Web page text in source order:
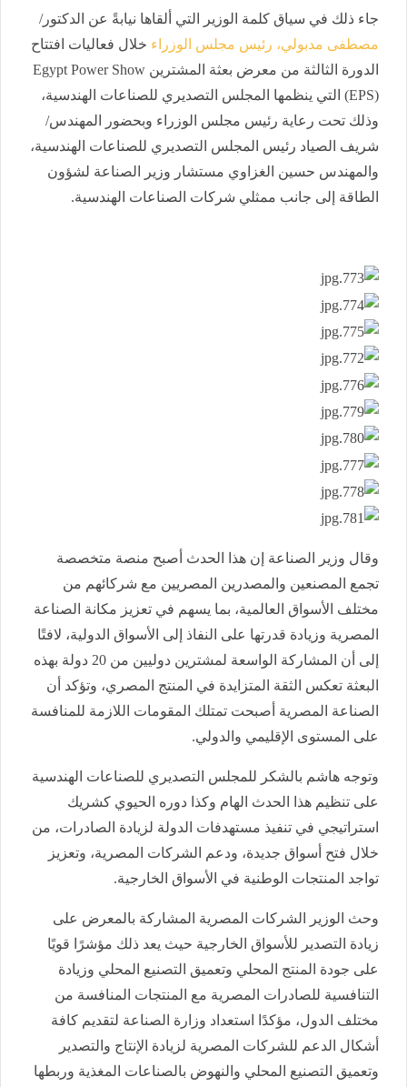
جاء ذلك في سياق كلمة الوزير التي ألقاها نيابةً عن الدكتور/
مصطفى مدبولي، رئيس مجلس الوزراء خلال فعاليات افتتاح
الدورة الثالثة من معرض بعثة المشترين Egypt Power Show
(EPS) التي ينظمها المجلس التصديري للصناعات الهندسية،
وذلك تحت رعاية رئيس مجلس الوزراء وبحضور المهندس/
شريف الصياد رئيس المجلس التصديري للصناعات الهندسية،
والمهندس حسين الغزاوي مستشار وزير الصناعة لشؤون
الطاقة إلى جانب ممثلي شركات الصناعات الهندسية.
وقال وزير الصناعة إن هذا الحدث أصبح منصة متخصصة
تجمع المصنعين والمصدرين المصريين مع شركائهم من
مختلف الأسواق العالمية، بما يسهم في تعزيز مكانة الصناعة
المصرية وزيادة قدرتها على النفاذ إلى الأسواق الدولية، لافتًا
إلى أن المشاركة الواسعة لمشترين دوليين من 20 دولة بهذه
البعثة تعكس الثقة المتزايدة في المنتج المصري، وتؤكد أن
الصناعة المصرية أصبحت تمتلك المقومات اللازمة للمنافسة
على المستوى الإقليمي والدولي.
وتوجه هاشم بالشكر للمجلس التصديري للصناعات الهندسية
على تنظيم هذا الحدث الهام وكذا دوره الحيوي كشريك
استراتيجي في تنفيذ مستهدفات الدولة لزيادة الصادرات، من
خلال فتح أسواق جديدة، ودعم الشركات المصرية، وتعزيز
تواجد المنتجات الوطنية في الأسواق الخارجية.
وحث الوزير الشركات المصرية المشاركة بالمعرض على
زيادة التصدير للأسواق الخارجية حيث يعد ذلك مؤشرًا قويًا
على جودة المنتج المحلي وتعميق التصنيع المحلي وزيادة
التنافسية للصادرات المصرية مع المنتجات المنافسة من
مختلف الدول، مؤكدًا استعداد وزارة الصناعة لتقديم كافة
أشكال الدعم للشركات المصرية لزيادة الإنتاج والتصدير
وتعميق التصنيع المحلي والنهوض بالصناعات المغذية وربطها